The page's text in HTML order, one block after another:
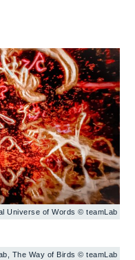
Universe of Words © teamLab
The Way of Birds © teamLab